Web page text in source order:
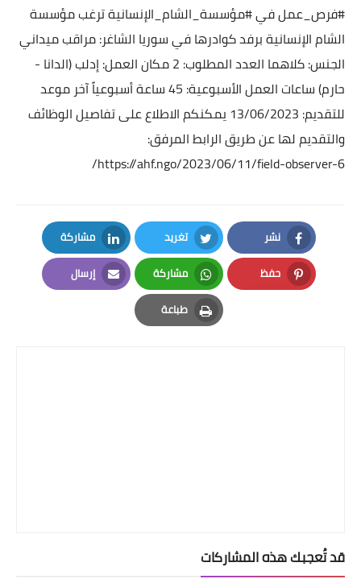
#فرص_عملفي#مؤسسة_الشام_الإنسانيةترغب مؤسسة
الشام الإنسانية برفد كوادرها في سوريا الشاغر: مراقب ميداني
الجنس: كلاهما العدد المطلوب: 2 مكان العمل: إدلب (الدانا -
حارم)ساعات العمل الأسبوعية: 45 ساعة أسبوعياً
آخر موعد
للتقديم: 13/06/2023
يمكنكم الاطلاع على تفاصيل الوظائف
والتقديم لها عن طريق الرابط المرفق:
https://ahf.ngo/2023/06/11/field-observer-6/
نشر
Facebook
تغريد
Twitter
مشاركة
LinkedIn
حفظ
Pinterest
مشاركة
Whatsapp
إرسال
Email
طباعة
Print
قد تُعجبك هذه المشاركات